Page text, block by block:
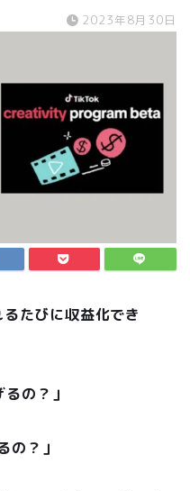
2023年8月30日
たびに収益化でき
の？」
の？」